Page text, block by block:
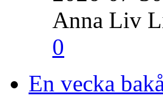
Anna Liv
0
En vecka